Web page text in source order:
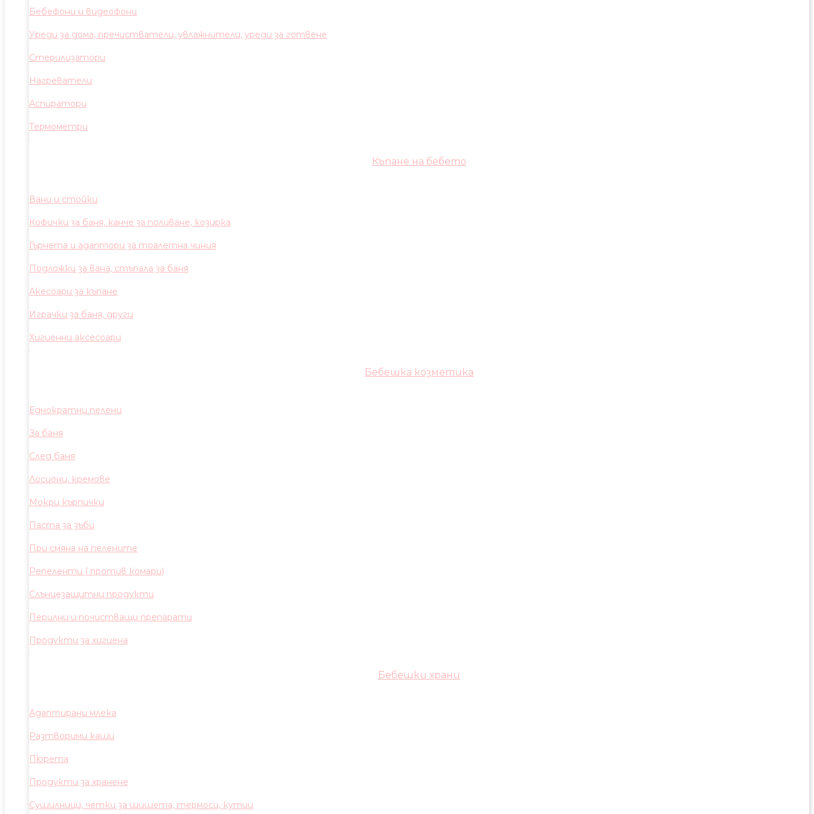
Бебефони и видеофони
Уреди за дома, пречистватели, увлажнители, уреди за готвене
Стерилизатори
Нагреватели
Аспиратори
Термометри
Къпане на бебето
Вани и стойки
Кофички за баня, канче за поливане, козирка
Гърнета и адаптори за тоалетна чиния
Подложки за вана, стъпала за баня
Акесоари за къпане
Играчки за баня, други
Хигиенни аксесоари
Бебешка козметика
Еднократни пелени
За баня
След баня
Лосиони, кремове
Мокри кърпички
Паста за зъби
При смяна на пелените
Репеленти ( против комари)
Слънцезащитни продукти
Перилни и почистващи препарати
Продукти за хигиена
Бебешки храни
Адаптирани млека
Разтворими каши
Пюрета
Продукти за хранене
Сушилници, четки за шишета, термоси, кутии